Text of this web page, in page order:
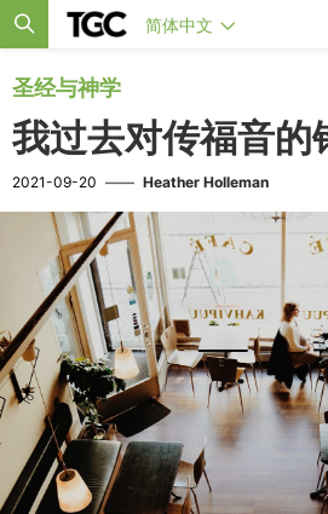
简体中文
圣经与神学
我过去对传福音的
2021-09-20 —— Heather Holleman